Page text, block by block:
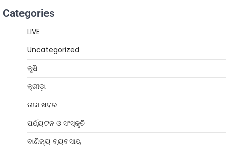
Categories
LIVE
Uncategorized
କୃଷି
କ୍ରୀଡ଼ା
ତାଜା ଖବର
ପର୍ଯ୍ୟଟନ ଓ ସଂସ୍କୃତି
ବାଣିଜ୍ୟ ବ୍ୟବସାୟ